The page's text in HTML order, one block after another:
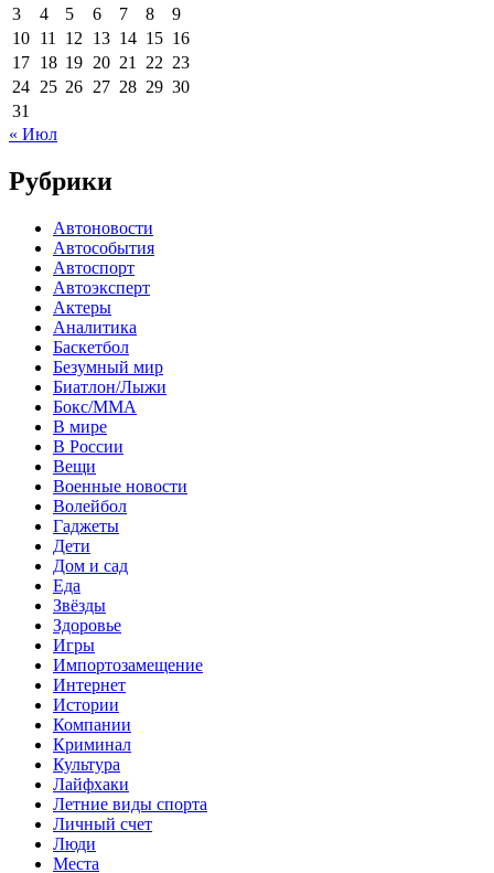
3
4 5 6 7 8
9
10 11 12 13 14 15 16
17 18 19 20 21 22 23
24 25 26 27 28 29 30
31
« Июл
Рубрики
Автоновости
Автособытия
Автоспорт
Автоэксперт
Актеры
Аналитика
Баскетбол
Безумный мир
Биатлон/Лыжи
Бокс/MMA
В мире
В России
Вещи
Военные новости
Волейбол
Гаджеты
Дети
Дом и сад
Еда
Звёзды
Здоровье
Игры
Импортозамещение
Интернет
Истории
Компании
Криминал
Культура
Лайфхаки
Летние виды спорта
Личный счет
Люди
Места